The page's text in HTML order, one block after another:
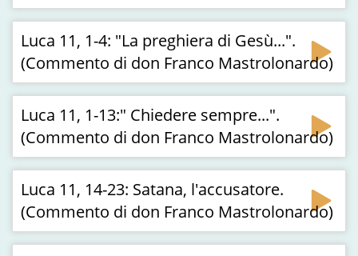
Luca 11, 1-4: "La preghiera di Gesù...".
(Commento di don Franco Mastrolonardo)
Luca 11, 1-13:" Chiedere sempre...".
(Commento di don Franco Mastrolonardo)
Luca 11, 14-23: Satana, l'accusatore.
(Commento di don Franco Mastrolonardo)